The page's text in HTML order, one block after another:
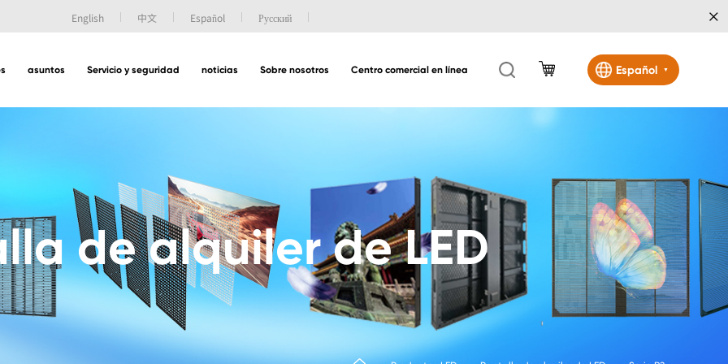
English 中文 Español Русский ×
asuntos Servicio y seguridad noticias Sobre nosotros Centro comercial en línea Español ▼
de alquiler de LED